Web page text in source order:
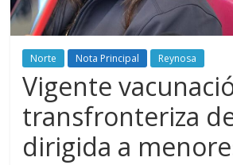
Norte Nota Principal Reynosa
Vigente
transfronteriza
dirigida a